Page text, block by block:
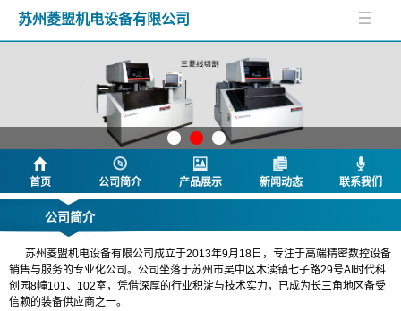
苏州菱盟机电设备有限公司
首页 公司简介 产品展示 新闻动态 联系我们
公司简介
苏州菱盟机电设备有限公司成立于2013年9月18日，专注于高端精密数控设备
销售与服务的专业化公司。公司坐落于苏州市吴中区木渎镇七子路29号AI时代科
创园8幢101、102室，凭借深厚的行业积淀与技术实力，已成为长三角地区备受
信赖的装备供应商之一。